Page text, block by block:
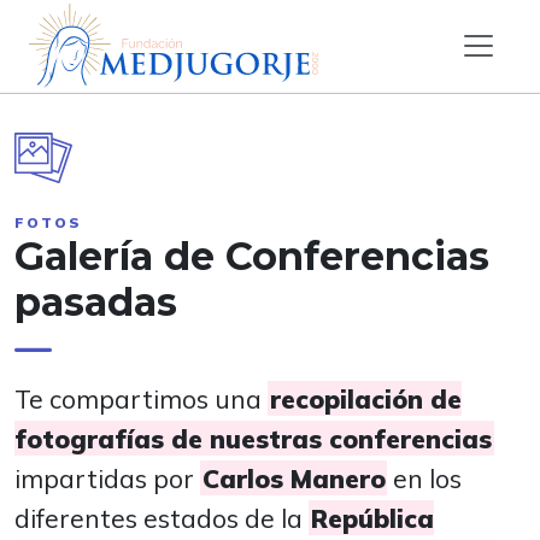
FOTOS
Galería de Conferencias
pasadas
Te compartimos una recopilación de
fotografías de nuestras conferencias
impartidas por Carlos Manero en los
diferentes estados de la República